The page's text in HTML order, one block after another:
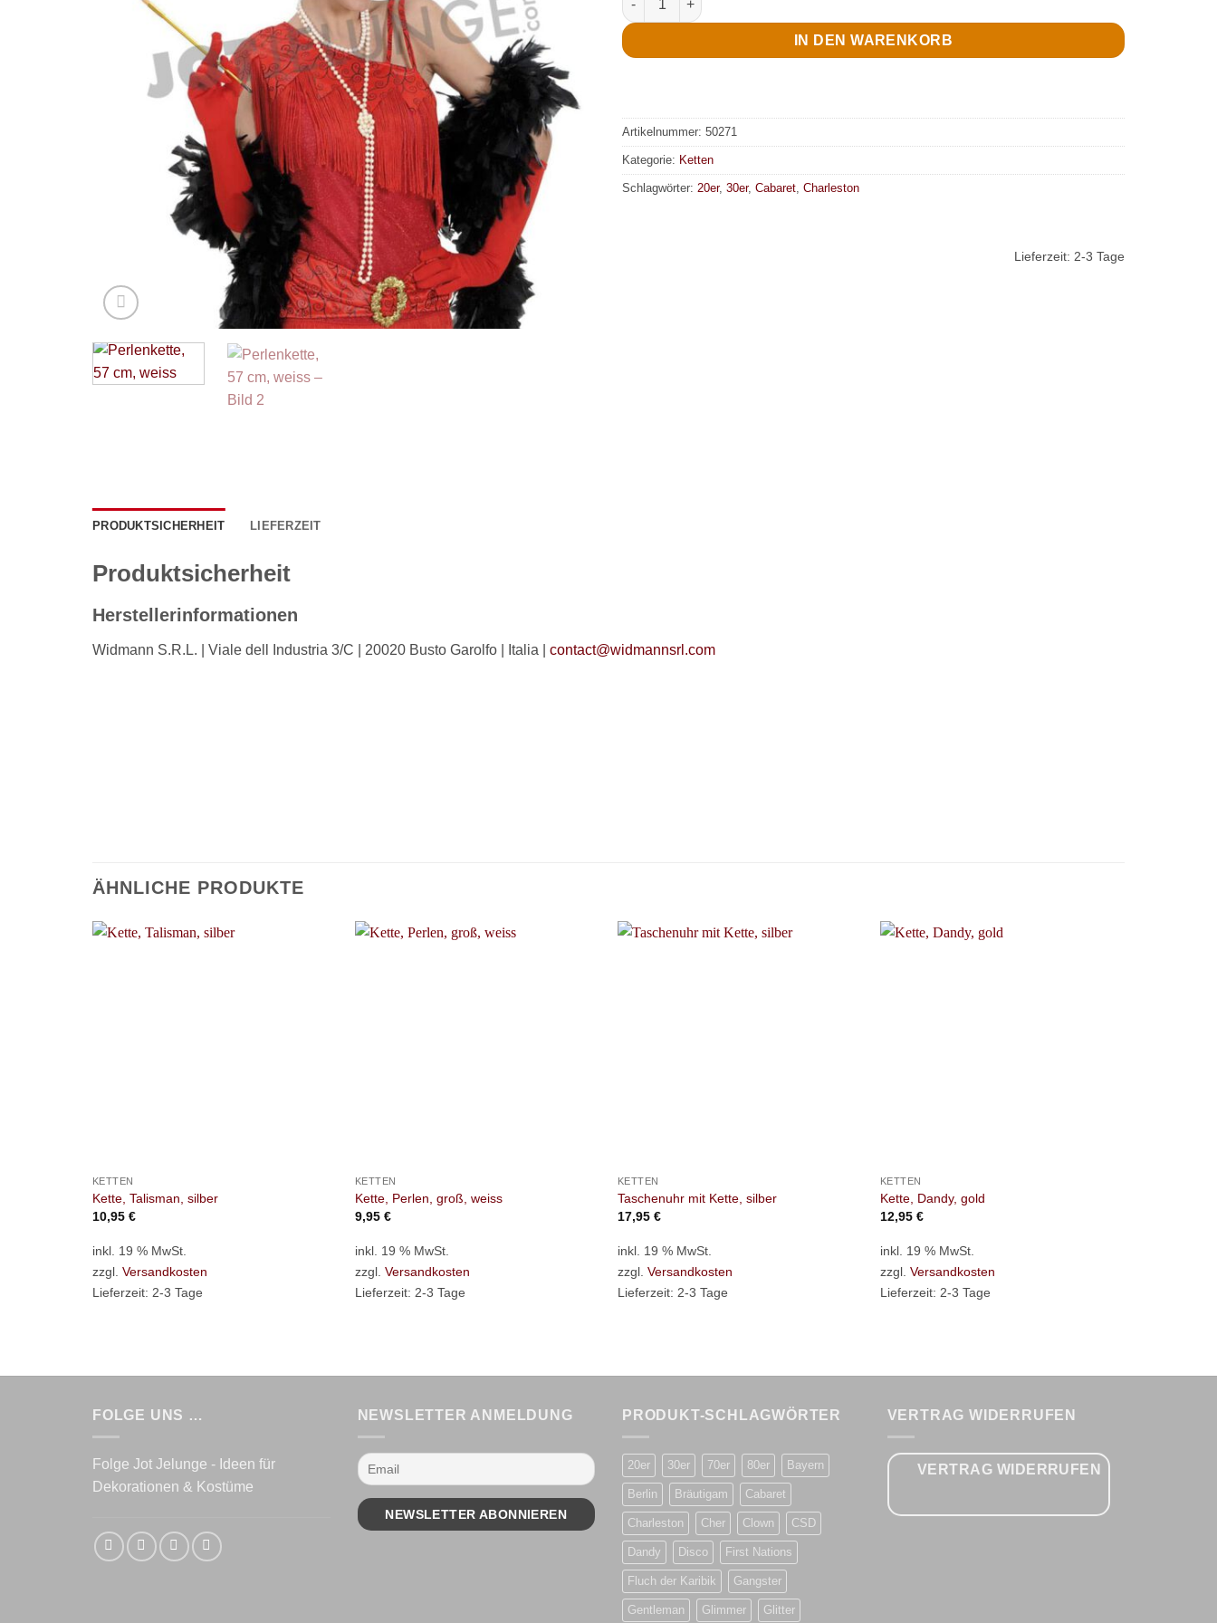
IN DEN WARENKORB
Artikelnummer: 50271
Kategorie: Ketten
Schlagwörter: 20er, 30er, Cabaret, Charleston
Lieferzeit: 2-3 Tage
PRODUKTSICHERHEIT LIEFERZEIT
Produktsicherheit
Herstellerinformationen
Widmann S.R.L. | Viale dell Industria 3/C | 20020 Busto Garolfo | Italia | contact@widmannsrl.com
ÄHNLICHE PRODUKTE
KETTEN
Kette, Talisman, silber
10,95 €
inkl. 19 % MwSt.
zzgl. Versandkosten
Lieferzeit: 2-3 Tage
KETTEN
Kette, Perlen, groß, weiss
9,95 €
inkl. 19 % MwSt.
zzgl. Versandkosten
Lieferzeit: 2-3 Tage
KETTEN
Taschenuhr mit Kette, silber
17,95 €
inkl. 19 % MwSt.
zzgl. Versandkosten
Lieferzeit: 2-3 Tage
KETTEN
Kette, Dandy, gold
12,95 €
inkl. 19 % MwSt.
zzgl. Versandkosten
Lieferzeit: 2-3 Tage
FOLGE UNS …
Folge Jot Jelunge - Ideen für
Dekorationen & Kostüme
NEWSLETTER ANMELDUNG PRODUKT-SCHLAGWÖRTER
20er 30er 70er 80er Bayern
Berlin Bräutigam Cabaret
Charleston Cher Clown CSD
Dandy Disco First Nations
Fluch der Karibik Gangster
Gentleman Glimmer Glitter
VERTRAG WIDERRUFEN
VERTRAG WIDERRUFEN